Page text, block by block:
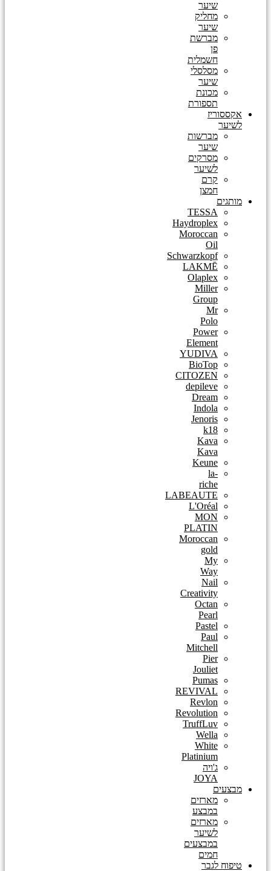
שיער
מחליק
שיער
מברשת
פן
חשמלית
מסלסלי
שיער
מכונת
תספורת
אקססוריז
לשיער
מברשות
שיער
מסרקים
לשיער
קרם
חמצן
מותגים
TESSA
Haydroplex
Moroccan
Oil
Schwarzkopf
LAKMĒ
Olaplex
Miller
Group
Mr
Polo
Power
Element
YUDIVA
BioTop
CITOZEN
depileve
Dream
Indola
Jenoris
k18
Kava
Kava
Keune
la-
riche
LABEAUTE
L'Oréal
MON
PLATIN
Moroccan
gold
My
Way
Nail
Creativity
Octan
Pearl
Pastel
Paul
Mitchell
Pier
Jouliet
Pumas
REVIVAL
Revlon
Revolution
TruffLuv
Wella
White
Platinium
ג'ויה
JOYA
מבצעים
מארזים
במבצע
מארזים
לשיער
במבצעים
חמים
טיפוח לגבר